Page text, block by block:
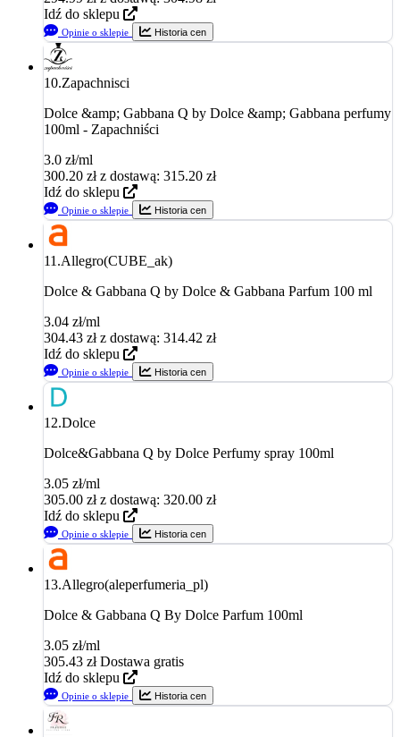
Idź do sklepu
Opinie o sklepie Historia cen
10.Zapachnisci
Dolce &amp; Gabbana Q by Dolce &amp; Gabbana perfumy
100ml - Zapachniści
3.0 zł/ml
300.20 zł z dostawą: 315.20 zł
Idź do sklepu
Opinie o sklepie Historia cen
11.Allegro(CUBE_ak)
Dolce & Gabbana Q by Dolce & Gabbana Parfum 100 ml
3.04 zł/ml
304.43 zł z dostawą: 314.42 zł
Idź do sklepu
Opinie o sklepie Historia cen
12.Dolce
Dolce&Gabbana Q by Dolce Perfumy spray 100ml
3.05 zł/ml
305.00 zł z dostawą: 320.00 zł
Idź do sklepu
Opinie o sklepie Historia cen
13.Allegro(aleperfumeria_pl)
Dolce & Gabbana Q By Dolce Parfum 100ml
3.05 zł/ml
305.43 zł Dostawa gratis
Idź do sklepu
Opinie o sklepie Historia cen